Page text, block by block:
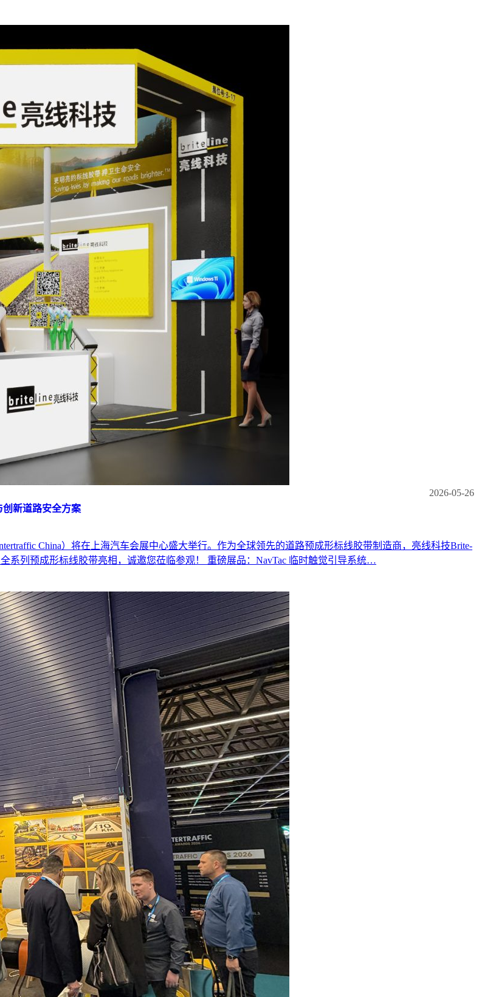
新道路安全方案
2026-05-26
China）将在上海汽车会展中心盛大举行。作为全球领先的道路预成形标线胶带制造商，亮线科技Brite-
系列预成形标线胶带亮相，诚邀您莅临参观！ 重磅展品：NavTac 临时触觉引导系统…